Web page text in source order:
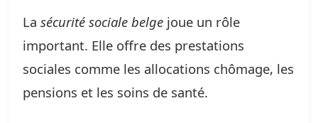
La sécurité sociale belge joue un rôle
important. Elle offre des prestations
sociales comme les allocations chômage, les
pensions et les soins de santé.